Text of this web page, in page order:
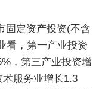
定资产投资(不含
看，第一产业投资
，第三产业投资增
服务业增长1.3